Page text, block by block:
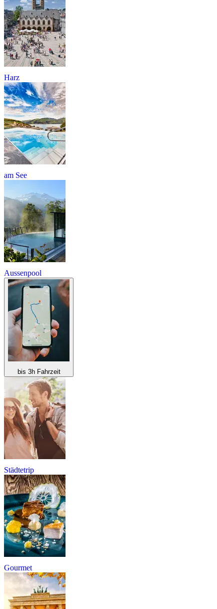
Harz
am See
Aussenpool
bis 3h Fahrzeit
Städtetrip
Gourmet